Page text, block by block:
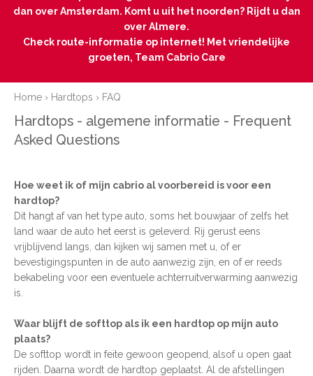
dan over Amsterdam. Komt u uit het noorden? Rijdt u dan
over Almere.
Check route-informatie op internet! Met vriendelijke
groeten, Team Cabrio Care
Home › Hardtops › FAQ
Hardtops - algemene informatie - Frequent
Asked Questions
Hoe weet ik of mijn cabrio al voorbereid is voor een
hardtop?
Dit hangt af van het type auto, soms het bouwjaar of zelfs het
land waar de auto het eerst is geleverd. Rij gerust eens
vrijblijvend langs, dan kijken wij samen met u, of er
bevestigingspunten in de auto aanwezig zijn, en of er reeds
bekabeling voor een eventuele achterruitverwarming aanwezig
is.
Waar blijft de softtop als ik een hardtop op mijn auto
plaats?
De softtop wordt in feite gewoon geopend, alsof u open gaat
rijden. Daarna wordt de hardtop geplaatst. Al de afstellingen